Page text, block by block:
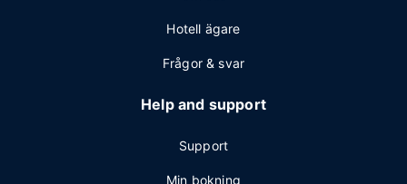
Hotell ägare
Frågor & svar
Help and support
Support
Min bokning